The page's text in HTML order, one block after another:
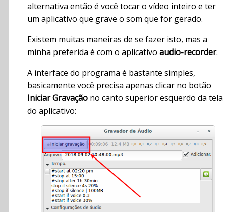
alternativa então é você tocar o vídeo inteiro e ter
um aplicativo que grave o som que for gerado.
Existem muitas maneiras de se fazer isto, mas a
minha preferida é com o aplicativo audio-recorder.
A interface do programa é bastante simples,
basicamente você precisa apenas clicar no botão
Iniciar Gravação no canto superior esquerdo da tela
do aplicativo: